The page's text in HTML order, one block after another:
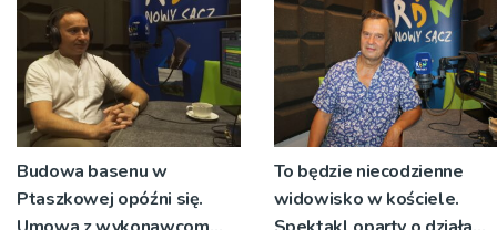
Budowa basenu w
Ptaszkowej opóźni się.
To będzie niecodzienne
widowisko w kościele.